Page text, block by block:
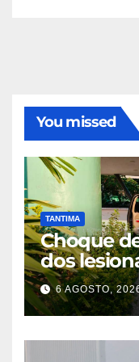
You missed
TANTIMA
Choque
dos
6 AGOSTO,